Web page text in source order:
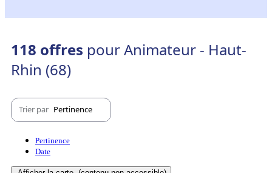
118 offres pour Animateur - Haut-
Rhin (68)
Trier par Pertinence
Pertinence
Date